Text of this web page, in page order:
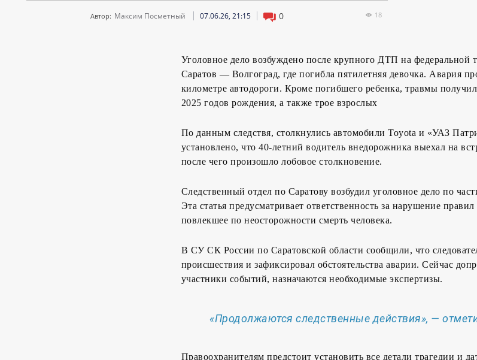
Автор: Максим Посметный 07.06.26, 21:15 0 18
Уголовное дело возбуждено после крупного ДТП на федеральной
Саратов — Волгоград, где погибла пятилетняя девочка. Авария
километре автодороги. Кроме погибшего ребенка, травмы
2025 годов рождения, а также трое взрослых
По данным следствя, столкнулись автомобили Toyota и «УАЗ
установлено, что 40-летний водитель внедорожника выехал на
после чего произошло лобовое столкновение.
Следственный отдел по Саратову возбудил уголовное дело по
Эта статья предусматривает ответственность за нарушение
повлекшее по неосторожности смерть человека.
В СУ СК России по Саратовской области сообщили, что
происшествия и зафиксировал обстоятельства аварии. Сейчас
участники событий, назначаются необходимые экспертизы.
«Продолжаются следственные действия», —
Правоохранителям предстоит установить все детали трагедии и